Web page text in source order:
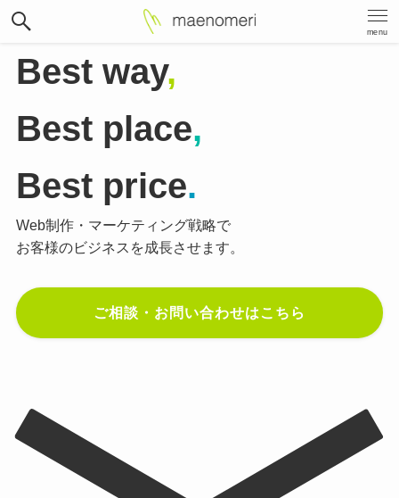
menu
Best way,
Best place,
Best price.
Web制作・マーケティング戦略で
お客様のビジネスを成長させます。
ご相談・お問い合わせはこちら